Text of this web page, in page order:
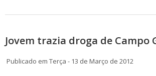
Jovem trazia droga de Campo
Publicado em Terça - 13 de Março de 2012